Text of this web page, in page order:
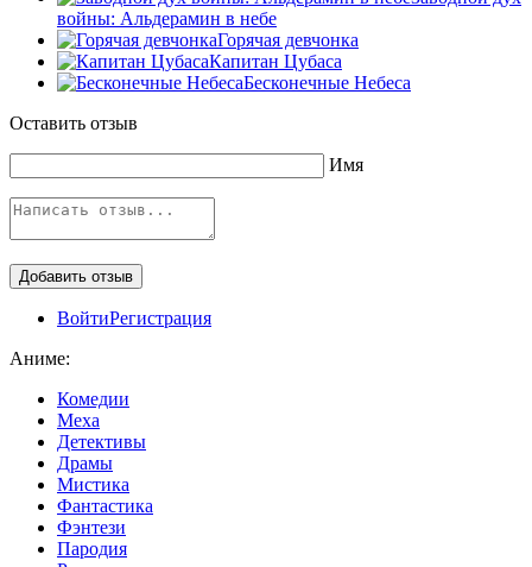
войны: Альдерамин в небе
Горячая девчонка
Капитан Цубаса
Бесконечные Небеса
Оставить отзыв
Имя
ВойтиРегистрация
Аниме:
Комедии
Меха
Детективы
Драмы
Мистика
Фантастика
Фэнтези
Пародия